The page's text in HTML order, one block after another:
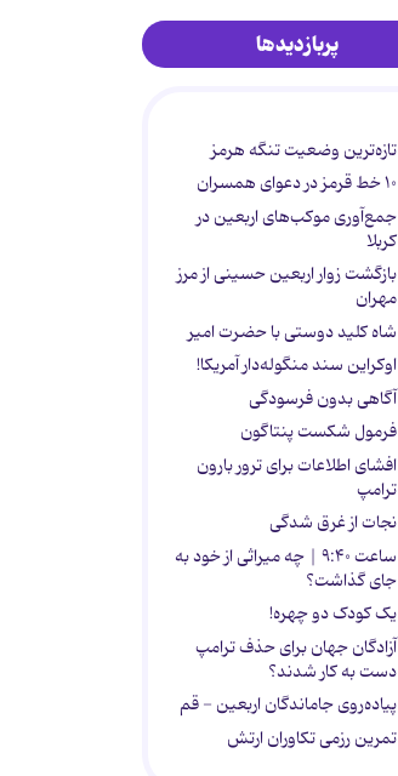
پربازدیدها
تازه‌ترین وضعیت تنگه هرمز
۱۰ خط قرمز در دعوای همسران
جمع‌آوری موکب‌های اربعین در
کربلا
بازگشت زوار اربعین حسینی از مرز
مهران
شاه کلید دوستی با حضرت امیر
اوکراین سند منگوله‌دار آمریکا!
آگاهی بدون فرسودگی
فرمول شکست پنتاگون
افشای اطلاعات برای ترور بارون
ترامپ
نجات از غرق شدگی
ساعت ۹:۴۰ | چه میراثی از خود به
جای گذاشت؟
یک کودک دو چهره!
آزادگان جهان برای حذف ترامپ
دست به کار شدند؟
پیاده‌روی جاماندگان اربعین - قم
تمرین رزمی تکاوران ارتش